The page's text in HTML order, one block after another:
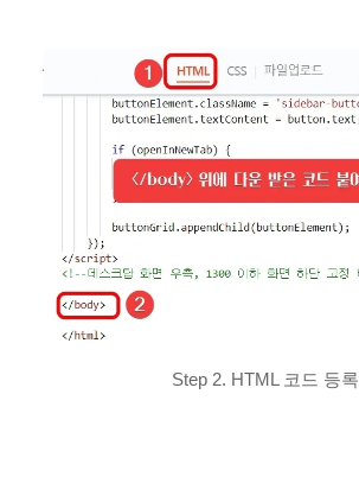
Step 2. HTML 코드 등록